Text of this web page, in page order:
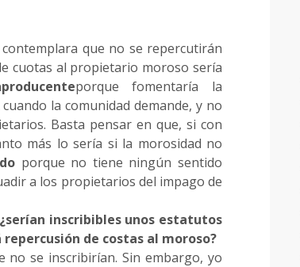
que no se repercutirán
cuotas al propietario moroso sería
porque fomentaría la
la comunidad demande, y no
Basta pensar en que, si con
más lo sería si la morosidad no
porque no tiene ningún sentido
a los propietarios del impago de
¿serían inscribibles unos estatutos
de costas al moroso?
no se inscribirían. Sin embargo, yo